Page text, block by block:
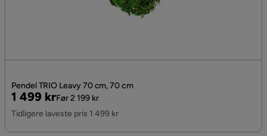
Pendel TRIO Leavy 70 cm, 70 cm
Pris
1 499 kr
Original
Pris
Før 2 199 kr
Tidligere laveste pris 1 499 kr